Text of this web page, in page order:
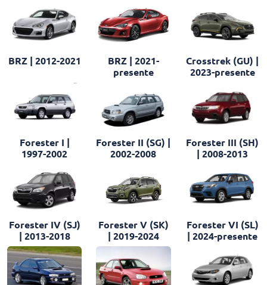
BRZ | 2012-2021
BRZ | 2021-
presente
Crosstrek (GU) |
2023-presente
Forester I |
1997-2002
Forester II (SG) |
2002-2008
Forester III (SH)
| 2008-2013
Forester IV (SJ)
| 2013-2018
Forester V (SK)
| 2019-2024
Forester VI (SL)
| 2024-presente